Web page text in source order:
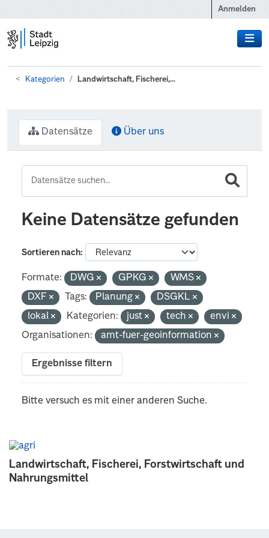
Anmelden
Kategorien Landwirtschaft, Fischerei,...
Landwirtschaft, Fischerei, Forstwirtschaft und
Nahrungsmittel
Datensätze Über uns
Keine Datensätze gefunden
Sortieren nach
Formate: DWG GPKG
WMS
DXF
Tags: Planung
DSGKL
lokal
Kategorien: just tech
envi
Organisationen:
amt-fuer-geoinformation
Ergebnisse filtern
Bitte versuch es mit einer anderen Suche.